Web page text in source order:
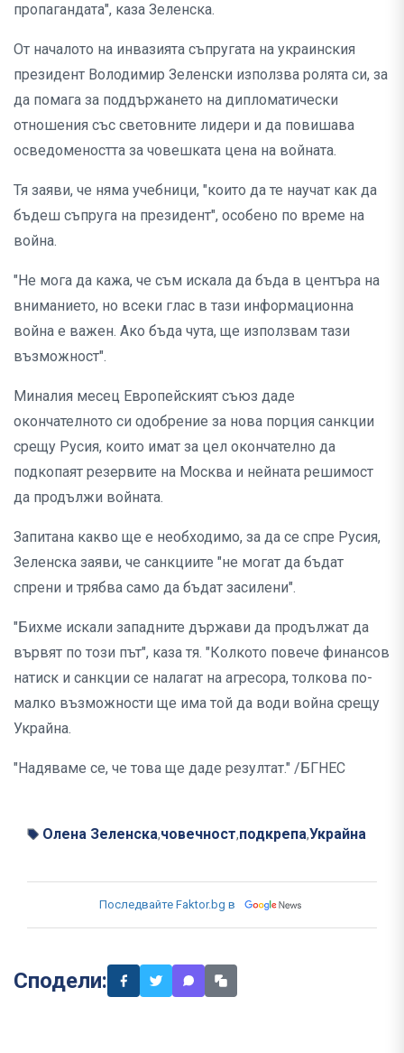
пропагандата", каза Зеленска.
От началото на инвазията съпругата на украинския
президент Володимир Зеленски използва ролята си, за
да помага за поддържането на дипломатически
отношения със световните лидери и да повишава
осведомеността за човешката цена на войната.
Тя заяви, че няма учебници, "които да те научат как да
бъдеш съпруга на президент", особено по време на
война.
"Не мога да кажа, че съм искала да бъда в центъра на
вниманието, но всеки глас в тази информационна
война е важен. Ако бъда чута, ще използвам тази
възможност".
Миналия месец Европейският съюз даде
окончателното си одобрение за нова порция санкции
срещу Русия, които имат за цел окончателно да
подкопаят резервите на Москва и нейната решимост
да продължи войната.
Запитана какво ще е необходимо, за да се спре Русия,
Зеленска заяви, че санкциите "не могат да бъдат
спрени и трябва само да бъдат засилени".
"Бихме искали западните държави да продължат да
вървят по този път", каза тя. "Колкото повече финансов
натиск и санкции се налагат на агресора, толкова по-
малко възможности ще има той да води война срещу
Украйна.
"Надяваме се, че това ще даде резултат." /БГНЕС
Олена Зеленска,човечност,подкрепа,Украйна
Последвайте Faktor.bg в
Сподели: